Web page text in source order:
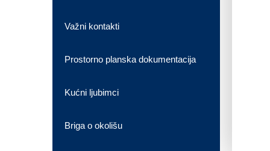
Važni kontakti
Prostorno planska dokumentacija
Kućni ljubimci
Briga o okolišu